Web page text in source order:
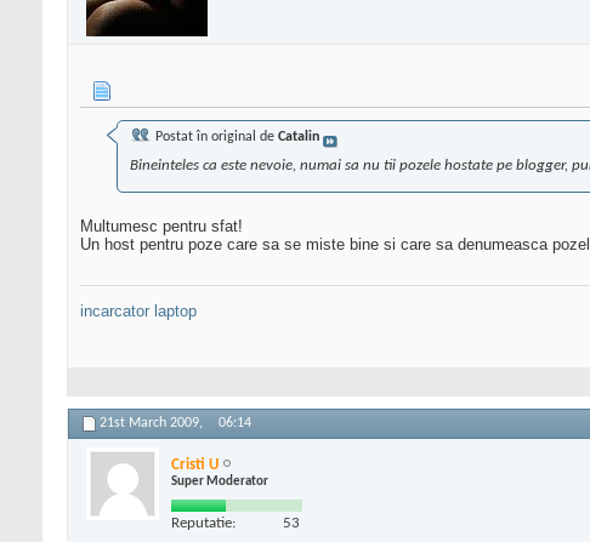
Postat în original de Catalin
Bineinteles ca este nevoie, numai sa nu tii pozele hostate pe blogger,
Multumesc pentru sfat!
Un host pentru poze care sa se miste bine si care sa denumeasca
incarcator laptop
21st March 2009, 06:14
Cristi U
Super Moderator
Reputatie: 53